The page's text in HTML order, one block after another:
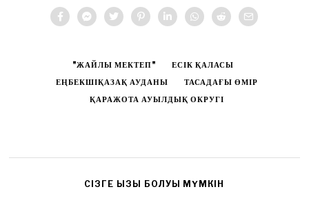
"ЖАЙЛЫ МЕКТЕП"
ЕСІК ҚАЛАСЫ
ЕҢБЕКШІҚАЗАҚ АУДАНЫ
ТАСАДАҒЫ ӨМІР
ҚАРАЖОТА АУЫЛДЫҚ ОКРУГІ
CІЗГЕ ҚЫЗЫҚ БОЛУЫ МҮМКІН